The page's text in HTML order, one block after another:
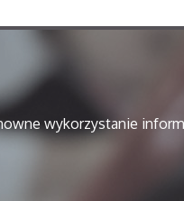
wykorzystanie